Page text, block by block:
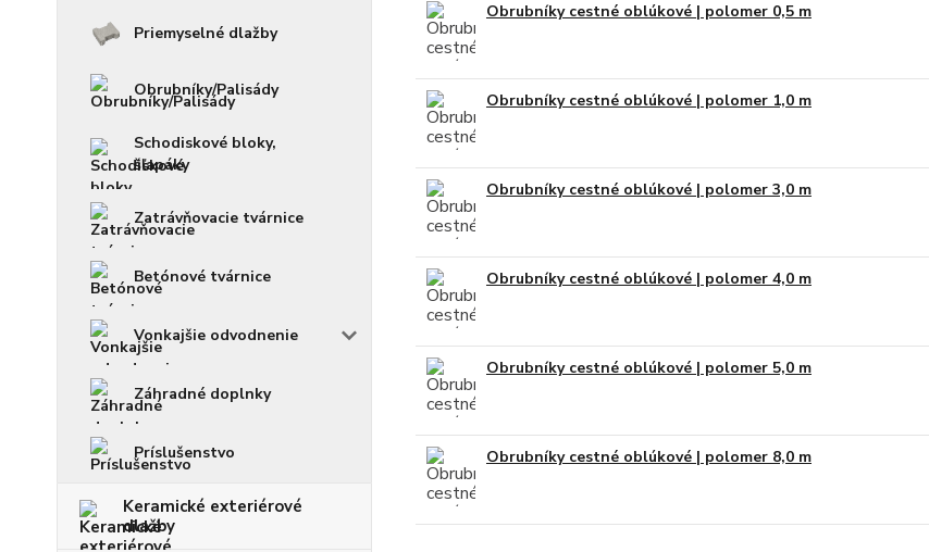
Priemyselné dlažby
Obrubníky/Palisády
Schodiskové bloky,
šľapáky
Zatrávňovacie tvárnice
Betónové tvárnice
Vonkajšie odvodnenie
Záhradné doplnky
Príslušenstvo
Keramické exteriérové
dlažby
Obrubníky cestné oblúkové | polomer 0,5 m
Obrubníky cestné oblúkové | polomer 1,0 m
Obrubníky cestné oblúkové | polomer 3,0 m
Obrubníky cestné oblúkové | polomer 4,0 m
Obrubníky cestné oblúkové | polomer 5,0 m
Obrubníky cestné oblúkové | polomer 8,0 m